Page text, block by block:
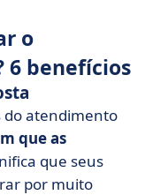
o
6 benefícios
do atendimento
que as
que seus
por muito